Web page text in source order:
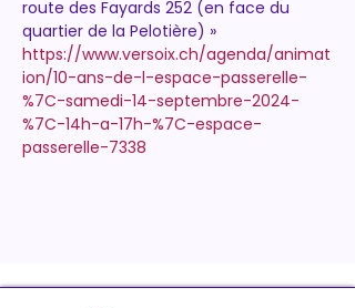
route des Fayards 252 (en face du
quartier de la Pelotière) »
https://www.versoix.ch/agenda/animat
ion/10-ans-de-l-espace-passerelle-
%7C-samedi-14-septembre-2024-
%7C-14h-a-17h-%7C-espace-
passerelle-7338